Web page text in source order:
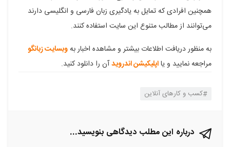
همچنین افرادی که تمایل به یادگیری زبان فارسی و انگلیسی دارند
می‌توانند از مطالب متنوع این سایت استفاده کنند.
به منظور دریافت اطلاعات بیشتر و مشاهده اخبار بهوبسایت زبانگو
مراجعه نمایید و یااپلیکیشن اندرویدآن را دانلود کنید.
کسب و کارهای آنلاین
درباره این مطلب دیدگاهی بنویسید...